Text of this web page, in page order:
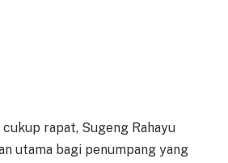
cukup rapat, Sugeng Rahayu
utama bagi penumpang yang